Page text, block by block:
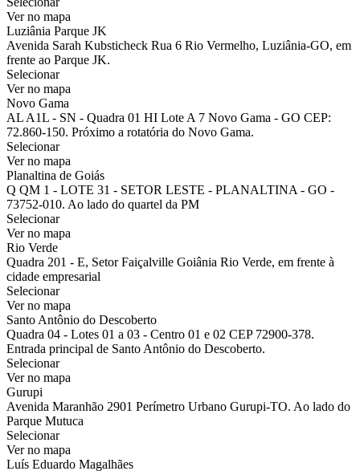
Ver no mapa
Luziânia Parque JK
Avenida Sarah Kubsticheck Rua 6 Rio Vermelho, Luziânia-GO, em
frente ao Parque JK.
Selecionar
Ver no mapa
Novo Gama
AL A1L - SN - Quadra 01 HI Lote A 7 Novo Gama - GO CEP:
72.860-150. Próximo a rotatória do Novo Gama.
Selecionar
Ver no mapa
Planaltina de Goiás
Q QM 1 - LOTE 31 - SETOR LESTE - PLANALTINA - GO -
73752-010. Ao lado do quartel da PM
Selecionar
Ver no mapa
Rio Verde
Quadra 201 - E, Setor Faiçalville Goiânia Rio Verde, em frente à
cidade empresarial
Selecionar
Ver no mapa
Santo Antônio do Descoberto
Quadra 04 - Lotes 01 a 03 - Centro 01 e 02 CEP 72900-378.
Entrada principal de Santo Antônio do Descoberto.
Selecionar
Ver no mapa
Gurupi
Avenida Maranhão 2901 Perímetro Urbano Gurupi-TO. Ao lado do
Parque Mutuca
Selecionar
Ver no mapa
Luís Eduardo Magalhães